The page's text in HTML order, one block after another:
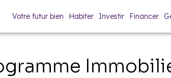
Votre futur bien Habiter Investir Financer